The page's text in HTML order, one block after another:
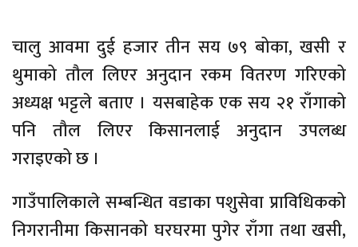
चालु आवमा दुई हजार तीन सय ७९ बोका, खसी र
थुमाको तौल लिएर अनुदान रकम वितरण गरिएको
अध्यक्ष भट्टले बताए । यसबाहेक एक सय २१ राँगाको
पनि तौल लिएर किसानलाई अनुदान उपलब्ध
गराइएको छ ।
गाउँपालिकाले सम्बन्धित वडाका पशुसेवा प्राविधिकको
निगरानीमा किसानको घरघरमा पुगेर राँगा तथा खसी,